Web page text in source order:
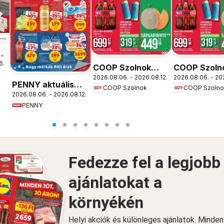
PENNY aktuális
akciós újság
2026.08.06. - 2026.08.12.
PENNY
COOP Szolnok
akciós újság
Szolnok
2026.08.06. - 2026.08.12.
COOP Szolnok
COOP
akciós újság
Debrecen
2026.08.06. -
COOP
Fedezze fel a legjobb
ajánlatokat a
környékén
Helyi akciók és különleges ajánlatok.